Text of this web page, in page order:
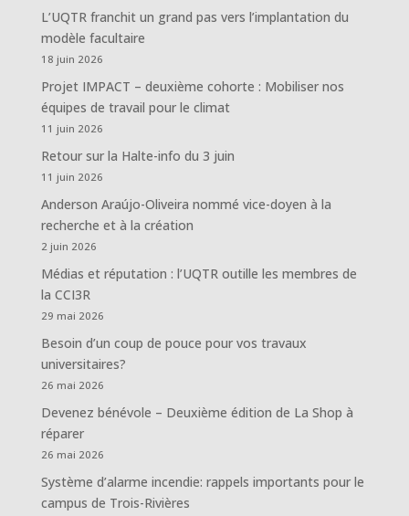
L’UQTR franchit un grand pas vers l’implantation du
modèle facultaire
18 juin 2026
Projet IMPACT – deuxième cohorte : Mobiliser nos
équipes de travail pour le climat
11 juin 2026
Retour sur la Halte-info du 3 juin
11 juin 2026
Anderson Araújo-Oliveira nommé vice-doyen à la
recherche et à la création
2 juin 2026
Médias et réputation : l’UQTR outille les membres de
la CCI3R
29 mai 2026
Besoin d’un coup de pouce pour vos travaux
universitaires?
26 mai 2026
Devenez bénévole – Deuxième édition de La Shop à
réparer
26 mai 2026
Système d’alarme incendie: rappels importants pour le
campus de Trois-Rivières